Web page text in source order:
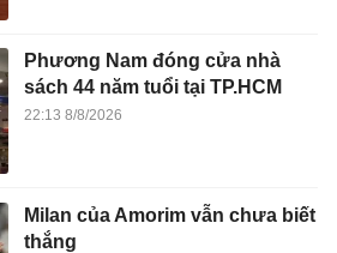
Phương Nam đóng cửa nhà
sách 44 năm tuổi tại TP.HCM
22:13 8/8/2026
Milan của Amorim vẫn chưa biết
thắng